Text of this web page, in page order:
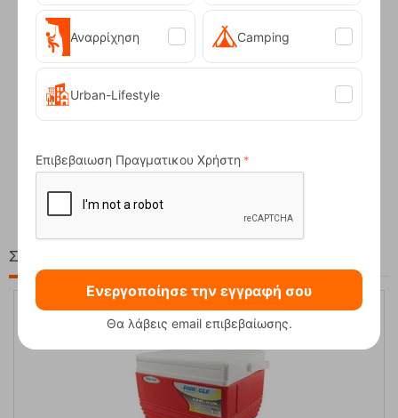
Compact Ocean Blue Τηλεσκοπικά Μπατόν Πεζ...
62,50 €
Στη ίδια Τιμή!
Αναρρίχηση Camping
Urban-Lifestyle
Επιβεβαιωση Πραγματικου Χρήστη
Ενεργοποίησε την εγγραφή σου
Θα λάβεις email επιβεβαίωσης.